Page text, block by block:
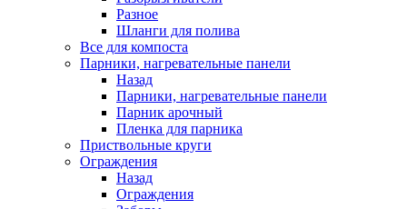
Разное
Шланги для полива
Все для компоста
Парники, нагревательные панели
Назад
Парники, нагревательные панели
Парник арочный
Пленка для парника
Приствольные круги
Ограждения
Назад
Ограждения